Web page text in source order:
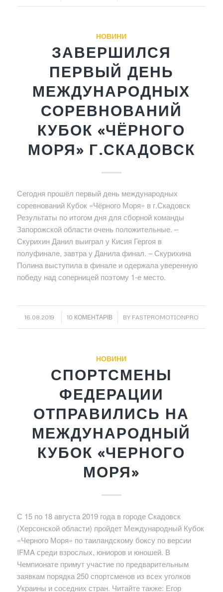
НОВИНИ
ЗАВЕРШИЛСЯ
ПЕРВЫЙ ДЕНЬ
МЕЖДУНАРОДНЫХ
СОРЕВНОВАНИЙ
КУБОК «ЧЁРНОГО
МОРЯ» Г.СКАДОВСК
Сегодня прошёл первый день международных
соревнований Кубок «Чёрного Моря» в г.Скадовск
Результаты по итогом дня для сборной команды
Запорожской области очень положительные. –
Скурихин Данил выиграл у Кисия Гергоя в
полуфинале, завтра у Данила финал. – Скурихина
Полина выступила в финале и одержала уверенную
победу над соперницей поэтому 1-е место.
16.08.2019
/ 10 КОМЕНТАРІВ
/ BY FASTPROMOTIONPRO
НОВИНИ
СПОРТСМЕНЫ
ФЕДЕРАЦИИ
ОТПРАВИЛИСЬ НА
МЕЖДУНАРОДНЫЙ
КУБОК «ЧЕРНОГО
МОРЯ»
С 15 по 18 августа 2019 года в городе Скадовск
(Херсонской области) пройдет Международный Кубок
«Черного Моря» по таиландскому боксу по версии
IFMA среди взрослых, юниоров и юношей. В
Чемпионате примут участие по предварительным
заявкам порядка 250 спортсменов из всех уголков
Украины и соседних стран. Читайте также: Егор